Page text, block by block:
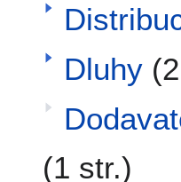
Dluhy
(1 str.)